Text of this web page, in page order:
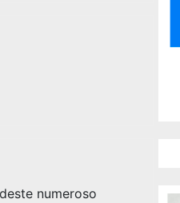
numeroso